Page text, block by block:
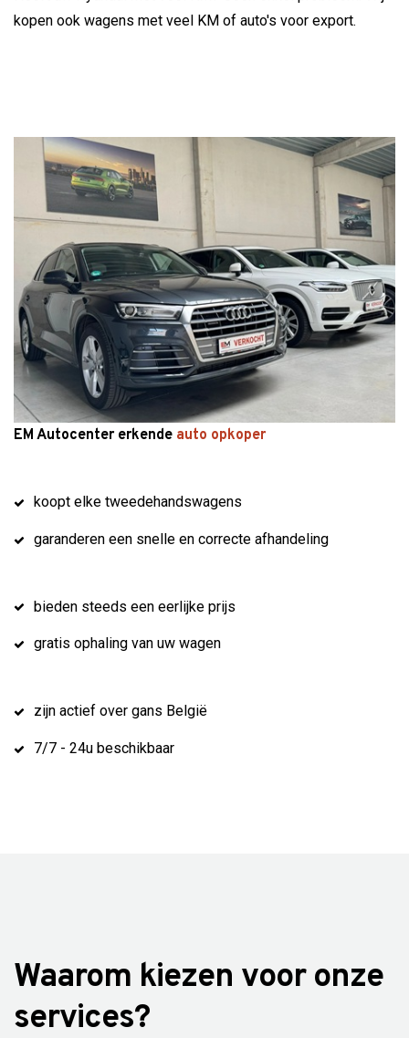
kopen ook wagens met veel KM of auto's voor export.
EM Autocenter erkende auto opkoper
koopt elke tweedehandswagens
garanderen een snelle en correcte afhandeling
bieden steeds een eerlijke prijs
gratis ophaling van uw wagen
zijn actief over gans België
7/7 - 24u beschikbaar
Waarom kiezen voor onze
services?